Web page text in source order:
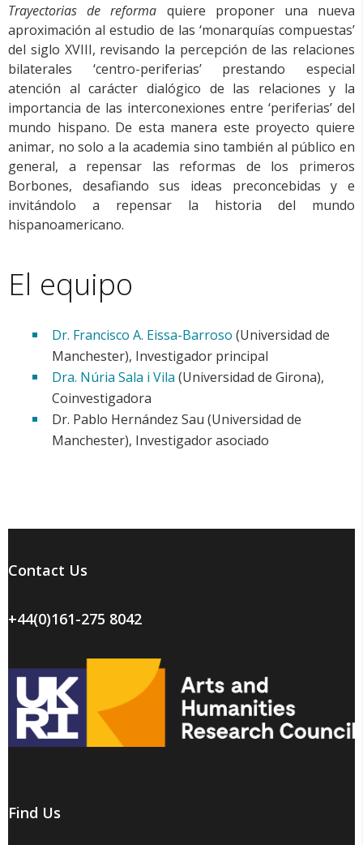
Trayectorias de reforma quiere proponer una nueva
aproximación al estudio de las ‘monarquías compuestas’
del siglo XVIII, revisando la percepción de las relaciones
bilaterales ‘centro-periferias’ prestando especial
atención al carácter dialógico de las relaciones y la
importancia de las interconexiones entre ‘periferias’ del
mundo hispano. De esta manera este proyecto quiere
animar, no solo a la academia sino también al público en
general, a repensar las reformas de los primeros
Borbones, desafiando sus ideas preconcebidas y e
invitándolo a repensar la historia del mundo
hispanoamericano.
El equipo
Dr. Francisco A. Eissa-Barroso (Universidad de
Manchester), Investigador principal
Dra. Núria Sala i Vila (Universidad de Girona),
Coinvestigadora
Dr. Pablo Hernández Sau (Universidad de
Manchester), Investigador asociado
Contact Us
+44(0)161-275 8042
Find Us